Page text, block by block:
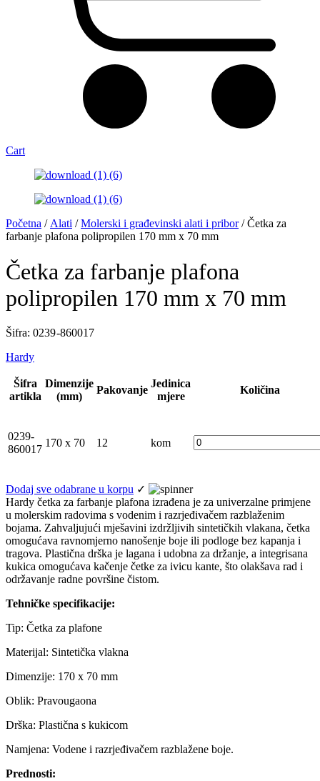
Cart
Početna / Alati /Molerski i građevinski alati i pribor/ Četka za
farbanje plafona polipropilen 170 mm x 70 mm
Četka za farbanje plafona
polipropilen 170 mm x 70 mm
Šifra: 0239 -860017
Hardy
Šifra
artikla
Dimenzije
(mm)
Pakovanje
Jedinica
mjere
Količina
0239-
860017
170 x 70 12 kom
Dodaj sve odabrane u korpu ✓
Hardy četka za farbanje plafona izrađena je za univerzalne primjene
u molerskim radovima s vodenim i razrjeđivačem razblaženim
bojama. Zahvaljujući mješavini izdržljivih sintetičkih vlakana, četka
omogućava ravnomjerno nanošenje boje ili podloge bez kapanja i
tragova. Plastična drška je lagana i udobna za držanje, a integrisana
kukica omogućava kačenje četke za ivicu kante, što olakšava rad i
održavanje radne površine čistom.
Tehničke specifikacije:
Tip: Četka za plafone
Materijal: Sintetička vlakna
Dimenzije: 170 x 70 mm
Oblik: Pravougaona
Drška: Plastična s kukicom
Namjena: Vodene i razrjeđivačem razblažene boje.
Prednosti: